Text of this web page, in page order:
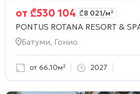
от ₾530 104 ₾8 021/м²
PONTUS ROTANA RESORT &
Батуми, Гонио
от 66.10м² 2027